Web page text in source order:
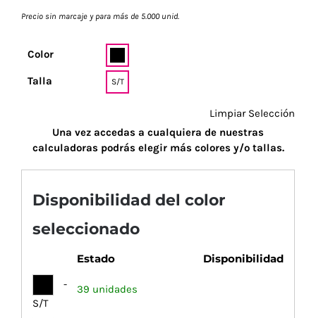
Precio sin marcaje y para más de 5.000 unid.
Color
Talla S/T
Limpiar Selección
Una vez accedas a cualquiera de nuestras
calculadoras podrás elegir más colores y/o tallas.
Disponibilidad del color
seleccionado
Estado Disponibilidad
-
S/T
39 unidades